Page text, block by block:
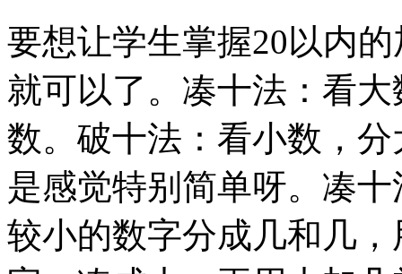
要想让学生掌握20以内
就可以了。凑十法：看
数。破十法：看小数，
是感觉特别简单呀。凑
较小的数字分成几和几